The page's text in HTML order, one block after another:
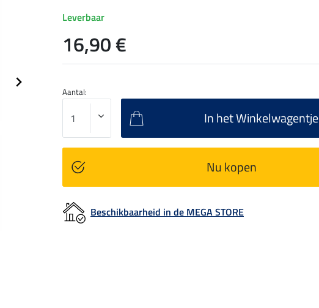
Leverbaar
16,90 €
Aantal:
In het Winkelwagentje
Nu kopen
Beschikbaarheid in de MEGA STORE